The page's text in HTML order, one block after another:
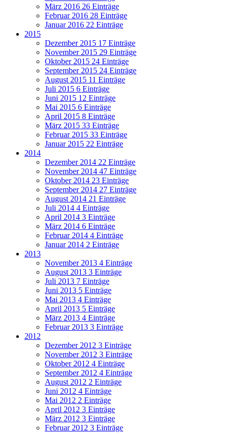
März 2016 26 Einträge
Februar 2016 28 Einträge
Januar 2016 22 Einträge
2015
Dezember 2015 17 Einträge
November 2015 29 Einträge
Oktober 2015 24 Einträge
September 2015 24 Einträge
August 2015 11 Einträge
Juli 2015 6 Einträge
Juni 2015 12 Einträge
Mai 2015 6 Einträge
April 2015 8 Einträge
März 2015 33 Einträge
Februar 2015 33 Einträge
Januar 2015 22 Einträge
2014
Dezember 2014 22 Einträge
November 2014 47 Einträge
Oktober 2014 23 Einträge
September 2014 27 Einträge
August 2014 21 Einträge
Juli 2014 4 Einträge
April 2014 3 Einträge
März 2014 6 Einträge
Februar 2014 4 Einträge
Januar 2014 2 Einträge
2013
November 2013 4 Einträge
August 2013 3 Einträge
Juli 2013 7 Einträge
Juni 2013 5 Einträge
Mai 2013 4 Einträge
April 2013 5 Einträge
März 2013 4 Einträge
Februar 2013 3 Einträge
2012
Dezember 2012 3 Einträge
November 2012 3 Einträge
Oktober 2012 4 Einträge
September 2012 4 Einträge
August 2012 2 Einträge
Juni 2012 4 Einträge
Mai 2012 2 Einträge
April 2012 3 Einträge
März 2012 3 Einträge
Februar 2012 3 Einträge